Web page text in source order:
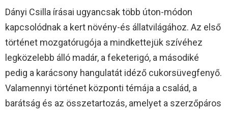
Dányi Csilla írásai ugyancsak több úton-módon
kapcsolódnak a kert növény-és állatvilágához. Az első
történet mozgatórugója a mindkettejük szívéhez
legközelebb álló madár, a feketerigó, a másodiké
pedig a karácsony hangulatát idéző cukorsüvegfenyő.
Valamennyi történet központi témája a család, a
barátság és az összetartozás, amelyet a szerzőpáros